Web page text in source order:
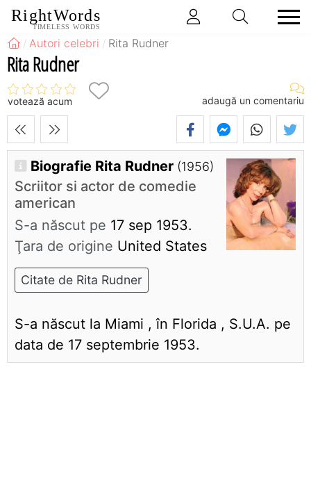
RightWords
TIMELESS WORDS
Autori celebri Rita Rudner
Rita Rudner
votează acum adaugă un comentariu
Biografie Rita Rudner (1956)
Scriitor si actor de comedie
american
S-a născut pe 17 sep 1953.
Ţara de origine United States
Citate de Rita Rudner
S-a născut la Miami , în Florida , S.U.A. pe
data de 17 septembrie 1953.